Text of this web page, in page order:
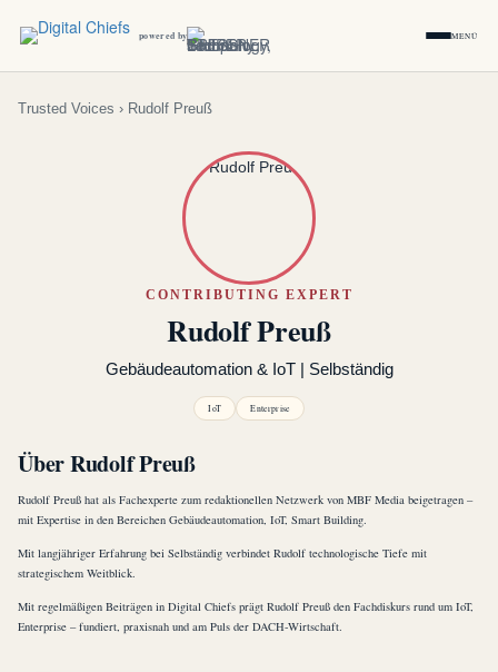
powered by MENÜ
Trusted Voices › Rudolf Preuß
CONTRIBUTING EXPERT
Rudolf Preuß
Gebäudeautomation & IoT | Selbständig
IoT Enterprise
Über Rudolf Preuß
Rudolf Preuß hat als Fachexperte zum redaktionellen Netzwerk von MBF Media beigetragen –
mit Expertise in den Bereichen Gebäudeautomation, IoT, Smart Building.
Mit langjähriger Erfahrung bei Selbständig verbindet Rudolf technologische Tiefe mit
strategischem Weitblick.
Mit regelmäßigen Beiträgen in Digital Chiefs prägt Rudolf Preuß den Fachdiskurs rund um IoT,
Enterprise – fundiert, praxisnah und am Puls der DACH-Wirtschaft.